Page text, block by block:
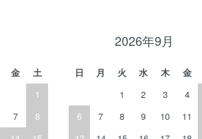
金
土
1
7
8
2026年9月
日 月 火 水 木 金
1
2 3 4
6
7 8 9 10 11